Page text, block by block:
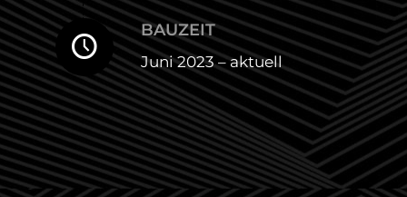
BAUZEIT
Juni 2023 – aktuell